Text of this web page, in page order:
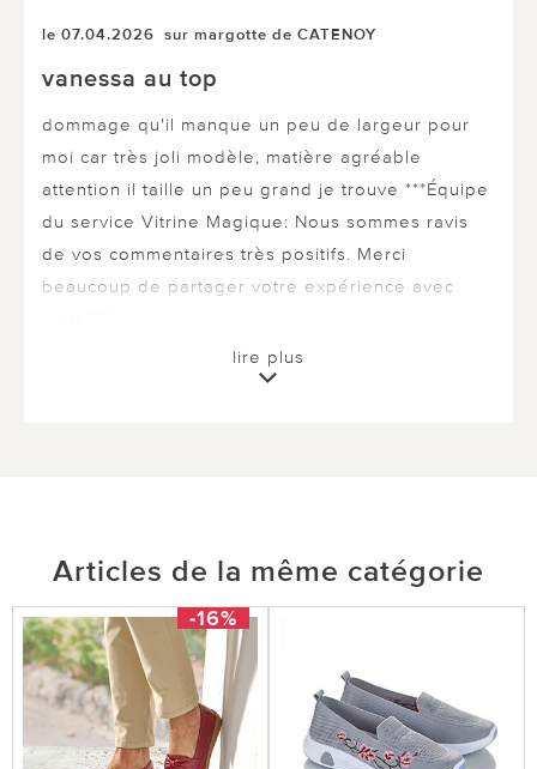
le 07.04.2026 sur margotte de CATENOY
vanessa au top
dommage qu'il manque un peu de largeur pour
moi car très joli modèle, matière agréable
attention il taille un peu grand je trouve ***Équipe
du service Vitrine Magique: Nous sommes ravis
de vos commentaires très positifs. Merci
beaucoup de partager votre expérience avec
lire plus
Articles de la même catégorie
-16%